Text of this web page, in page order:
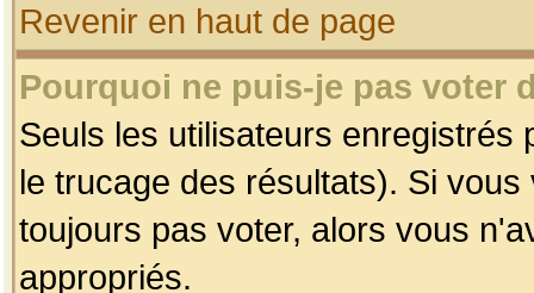
Revenir en haut de page
Pourquoi ne puis-je pas voter
Seuls les utilisateurs enregistrés
le trucage des résultats). Si
toujours pas voter, alors vous
appropriés.